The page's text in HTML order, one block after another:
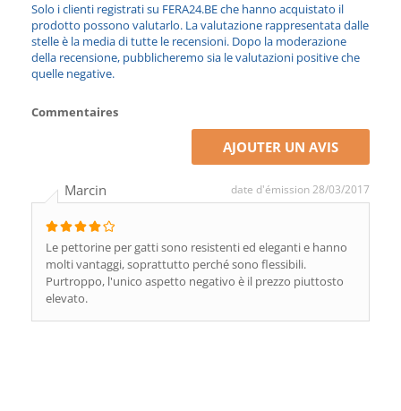
Solo i clienti registrati su FERA24.BE che hanno acquistato il
prodotto possono valutarlo. La valutazione rappresentata dalle
stelle è la media di tutte le recensioni. Dopo la moderazione
della recensione, pubblicheremo sia le valutazioni positive che
quelle negative.
Commentaires
AJOUTER UN AVIS
Marcin date d'émission 28/03/2017
Le pettorine per gatti sono resistenti ed eleganti e hanno
molti vantaggi, soprattutto perché sono flessibili.
Purtroppo, l'unico aspetto negativo è il prezzo piuttosto
elevato.